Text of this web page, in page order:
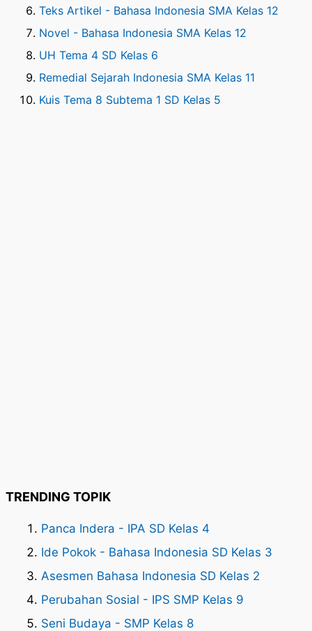
Teks Artikel - Bahasa Indonesia SMA Kelas 12
Novel - Bahasa Indonesia SMA Kelas 12
UH Tema 4 SD Kelas 6
Remedial Sejarah Indonesia SMA Kelas 11
Kuis Tema 8 Subtema 1 SD Kelas 5
TRENDING TOPIK
Panca Indera - IPA SD Kelas 4
Ide Pokok - Bahasa Indonesia SD Kelas 3
Asesmen Bahasa Indonesia SD Kelas 2
Perubahan Sosial - IPS SMP Kelas 9
Seni Budaya - SMP Kelas 8